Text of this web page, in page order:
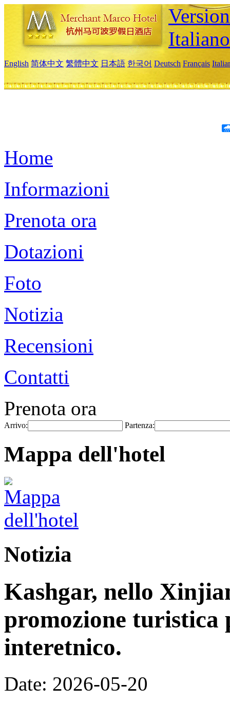
Italiano
English 简体中文 繁體中文 日本語 한국어 Deutsch Français
Home
Informazioni
Prenota ora
Dotazioni
Foto
Notizia
Recensioni
Contatti
Prenota ora
Arrivo: Partenza:
Mappa dell'hotel
Notizia
Kashgar, nello
promozione turistica
interetnico.
Date: 2026-05-20